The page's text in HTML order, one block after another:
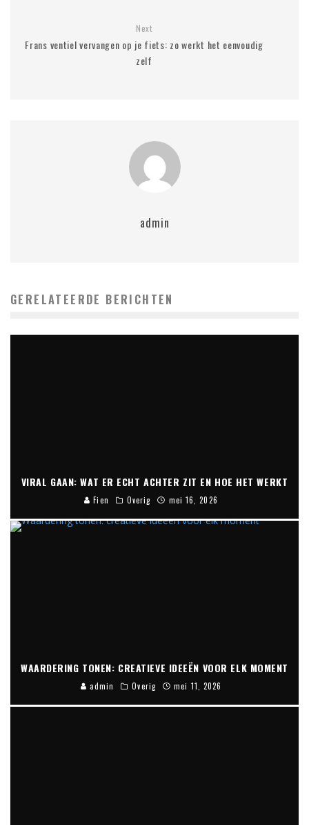
Next
Frans ventiel vervangen op je fiets: zo werkt het eenvoudig
zelf
admin
GERELATEERDE BERICHTEN
VIRAL GAAN: WAT ER ECHT ACHTER ZIT EN HOE HET WERKT
Fien Overig mei 16, 2026
WAARDERING TONEN: CREATIEVE IDEEËN VOOR ELK MOMENT
admin Overig mei 11, 2026